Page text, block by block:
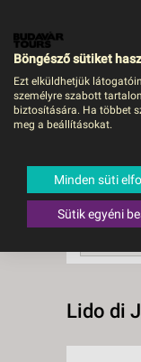
Lido
A
találati
RENDEZÉS:
Lido di
Böngésző sütiket
Ezt elküldhetjük
személyre szabott
biztosítására. Ha többet
meg a beállításokat.
Minden süti
Sütik egyéni